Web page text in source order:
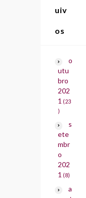
uiv
os
o
utu
bro
202
1 (23
)
s
ete
mbr
o
202
1 (8)
a